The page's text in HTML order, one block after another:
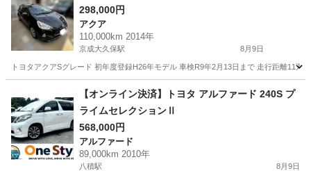
298,000円
アクア
110,000km 2014年
京成大久保駅 8月9日
トヨタアクアSグレード 初年度登録H26年モデル 車検R9年2月13日まで 走行距離11
京成大久保駅 アクア
【オンライン決済】トヨタ アルファード 240S プ
ライムセレクションⅡ
568,000円
アルファード
89,000km 2010年
八積駅 8月9日